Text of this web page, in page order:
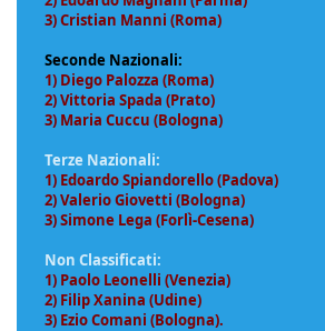
3) Cristian Manni (Roma)
Seconde Nazionali:
1) Diego Palozza (Roma)
2) Vittoria Spada (Prato)
3) Maria Cuccu (Bologna)
Terze Nazionali:
1) Edoardo Spiandorello (Padova)
2) Valerio Giovetti (Bologna)
3) Simone Lega (Forlì-Cesena)
Non Classificati:
1) Paolo Leonelli (Venezia)
2) Filip Xanina (Udine)
3) Ezio Comani (Bologna).